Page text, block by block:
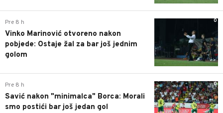
0
Pre 8 h
Vinko Marinović otvoreno nakon
pobjede: Ostaje žal za bar još jednim
golom
0
Pre 8 h
Savić nakon "minimalca" Borca: Morali
smo postići bar još jedan gol